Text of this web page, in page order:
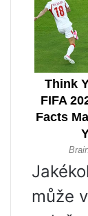
může